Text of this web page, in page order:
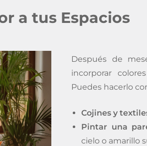
a tus Espacios
Después de
incorporar
Puedes hacerlo
Cojines y
Pintar una
cielo o amarillo